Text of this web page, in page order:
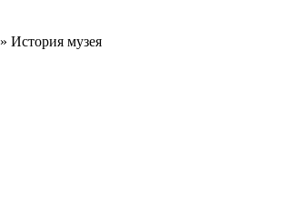
» История музея